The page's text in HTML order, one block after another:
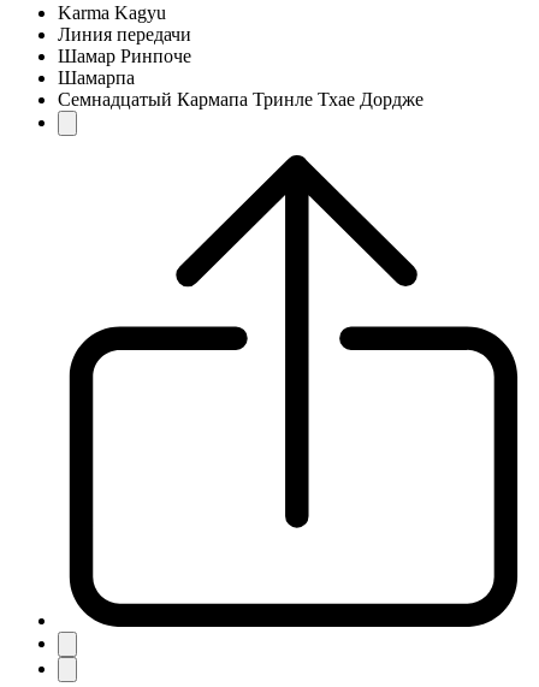
Karma Kagyu
Линия передачи
Шамар Ринпоче
Шамарпа
Семнадцатый Кармапа Тринле Тхае Дордже